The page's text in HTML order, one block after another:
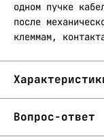
одном пучке
после
клеммам,
Вопрос-ответ